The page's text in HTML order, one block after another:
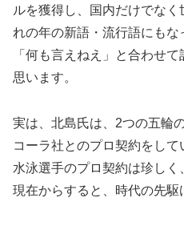
ルを獲得し、国内だけでな
れの年の新語・流行語にもな
「何も言えねえ」と合わせ
思います。
実は、北島氏は、2つの五輪
コーラ社とのプロ契約をし
水泳選手のプロ契約は珍し
現在からすると、時代の先駆